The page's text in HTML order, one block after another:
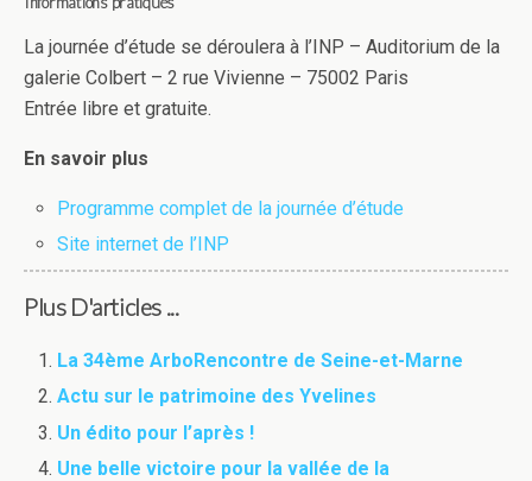
La journée d’étude se déroulera à l’INP – Auditorium de la
galerie Colbert – 2 rue Vivienne – 75002 Paris
Entrée libre et gratuite.
En savoir plus
Programme complet de la journée d’étude
Site internet de l’INP
Plus D'articles ...
La 34ème ArboRencontre de Seine-et-Marne
Actu sur le patrimoine des Yvelines
Un édito pour l’après !
Une belle victoire pour la vallée de la